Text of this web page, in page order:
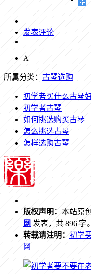
发表评论
A+
所属分类： 古琴选购
初学者买什么古琴
初学者古琴
如何挑选购买古琴
怎么挑选古琴
怎样选购古琴
版权声明： 本站原
网 发表，共 896 字。
转载请注明： 初学
网